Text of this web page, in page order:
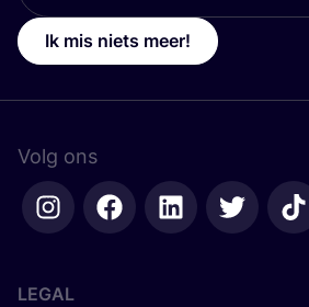
Ik mis niets meer!
Volg ons
LEGAL